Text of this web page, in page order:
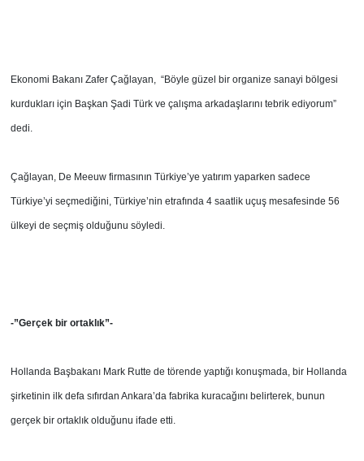
Ekonomi Bakanı Zafer Çağlayan, “Böyle güzel bir organize sanayi bölgesi
kurdukları için Başkan Şadi Türk ve çalışma arkadaşlarını tebrik ediyorum”
dedi.
Çağlayan, De Meeuw firmasının Türkiye’ye yatırım yaparken sadece
Türkiye’yi seçmediğini, Türkiye’nin etrafında 4 saatlik uçuş mesafesinde 56
ülkeyi de seçmiş olduğunu söyledi.
-”Gerçek bir ortaklık”-
Hollanda Başbakanı Mark Rutte de törende yaptığı konuşmada, bir Hollanda
şirketinin ilk defa sıfırdan Ankara’da fabrika kuracağını belirterek, bunun
gerçek bir ortaklık olduğunu ifade etti.